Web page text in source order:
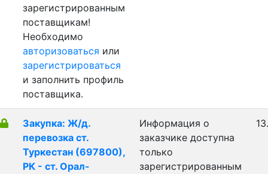
зарегистрированным
поставщикам!
Необходимо
авторизоваться или
зарегистрироваться
и заполнить профиль
поставщика.
Закупка: Ж/д.
перевозка ст.
Туркестан (697800),
РК - ст. Орал-
Информация о
заказчике доступна
только
зарегистрированным